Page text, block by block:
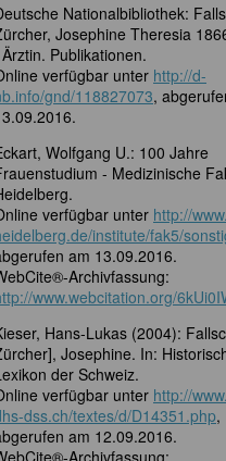
Nationalbibliothek:
Josephine Theresia
Publikationen.
verfügbar unter http://d-
gnd/118827073,
Wolfgang U.: 100 Jahre
- Medizinische
verfügbar unter http://
institute/fak5/
am 13.09.2016.
Archivfassung:
www.webcitation.org/
Hans-Lukas (2004):
Josephine. In:
der Schweiz.
verfügbar unter http://
dss.ch/textes/d/D14351.php,
am 12.09.2016.
Archivfassung: